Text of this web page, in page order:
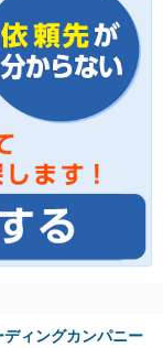
ィングカンパニー